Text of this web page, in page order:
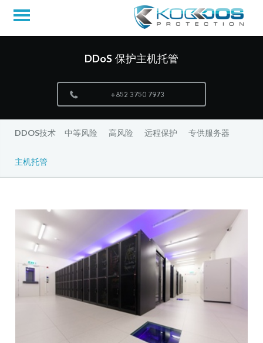
DDoS 保护主机托管
+852 3750 7973
DDOS技术 中等风险 高风险 远程保护 专供服务器
主机托管